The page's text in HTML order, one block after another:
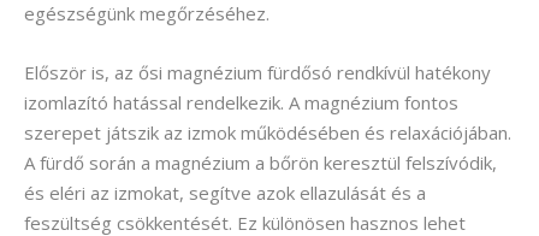
egészségünk megőrzéséhez.
Először is, az ősi magnézium fürdősó rendkívül hatékony
izomlazító hatással rendelkezik. A magnézium fontos
szerepet játszik az izmok működésében és relaxációjában.
A fürdő során a magnézium a bőrön keresztül felszívódik,
és eléri az izmokat, segítve azok ellazulását és a
feszültség csökkentését. Ez különösen hasznos lehet